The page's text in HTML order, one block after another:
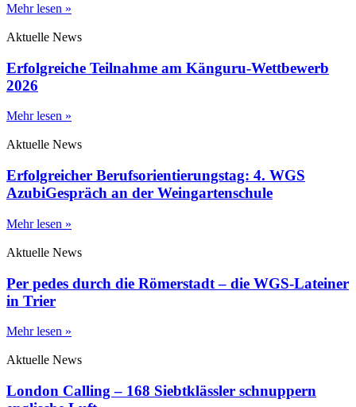
Mehr lesen »
Aktuelle News
Erfolgreiche Teilnahme am Känguru-Wettbewerb
2026
Mehr lesen »
Aktuelle News
Erfolgreicher Berufsorientierungstag: 4. WGS
AzubiGespräch an der Weingartenschule
Mehr lesen »
Aktuelle News
Per pedes durch die Römerstadt – die WGS-Lateiner
in Trier
Mehr lesen »
Aktuelle News
London Calling – 168 Siebtklässler schnuppern